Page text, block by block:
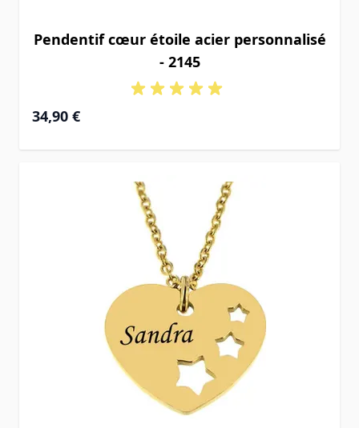
Pendentif cœur étoile acier personnalisé
- 2145
34,90 €